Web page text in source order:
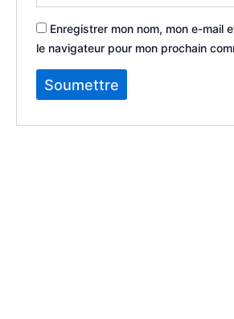
Enregistrer mon nom, mon e-mail
le navigateur pour mon prochain